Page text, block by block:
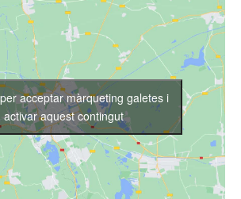
acceptar màrqueting galetes i
activar aquest contingut